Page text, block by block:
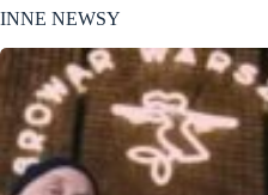
INNE NEWSY